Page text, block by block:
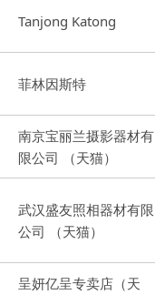
Tanjong Katong
菲林因斯特
南京宝丽兰摄影器材有
限公司 （天猫）
武汉盛友照相器材有限
公司 （天猫）
呈妍亿呈专卖店（天